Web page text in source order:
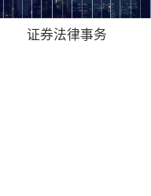
证券法律事务